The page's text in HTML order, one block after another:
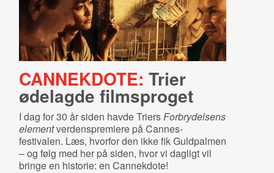
CANNEKDOTE: Trier
ødelagde filmsproget
I dag for 30 år siden havde TriersForbrydelsens
elementverdenspremiere på Cannes-
festivalen. Læs, hvorfor den ikke fik Guldpalmen
– og følg med her på siden, hvor vi dagligt vil
bringe en historie: en Cannekdote!